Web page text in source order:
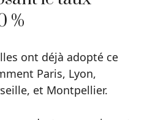
%
ont déjà adopté ce
Paris, Lyon,
et Montpellier.